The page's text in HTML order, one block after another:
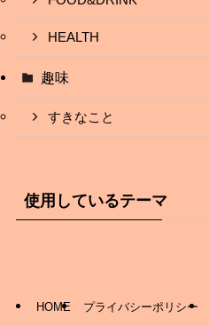
HEALTH
趣味
すきなこと
使用しているテーマ
HOME プライバシーポリシー